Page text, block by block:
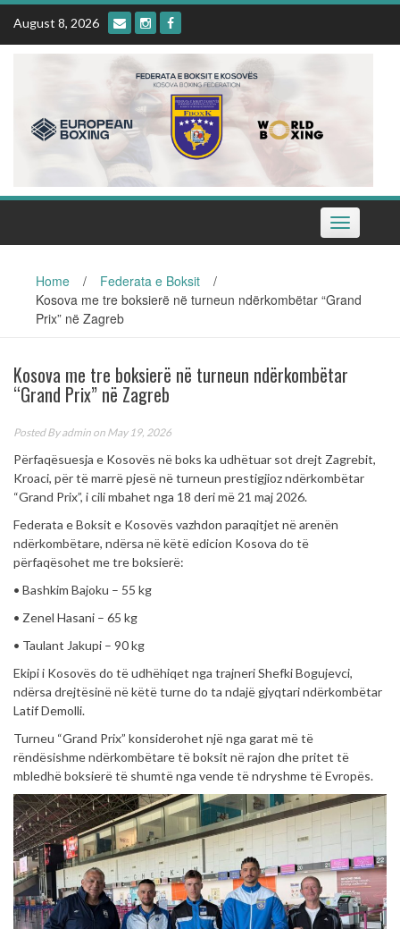
Skip
content
August 8, 2026
Toggle
navigation
Home / Federata e Boksit
/
Kosova me tre boksierë në turneun ndërkombëtar “Grand
Prix” në Zagreb
Kosova me tre boksierë në turneun ndërkombëtar
“Grand Prix” në Zagreb
Posted Byadmin on May 19, 2026
Përfaqësuesja e Kosovës në boks ka udhëtuar sot drejt Zagrebit,
Kroaci, për të marrë pjesë në turneun prestigjioz ndërkombëtar
“Grand Prix”, i cili mbahet nga 18 deri më 21 maj 2026.
Federata e Boksit e Kosovës vazhdon paraqitjet në arenën
ndërkombëtare, ndërsa në këtë edicion Kosova do të
përfaqësohet me tre boksierë:
• Bashkim Bajoku – 55 kg
• Zenel Hasani – 65 kg
• Taulant Jakupi – 90 kg
Ekipi i Kosovës do të udhëhiqet nga trajneri Shefki Bogujevci,
ndërsa drejtësinë në këtë turne do ta ndajë gjyqtari ndërkombëtar
Latif Demolli.
Turneu “Grand Prix” konsiderohet një nga garat më të
rëndësishme ndërkombëtare të boksit në rajon dhe pritet të
mbledhë boksierë të shumtë nga vende të ndryshme të Evropës.